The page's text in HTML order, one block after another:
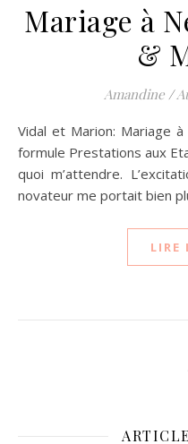
Mariage à
&
Amandine /
Vidal et Marion: Mariage à New-York. Lorsque j’ai lancé la
formule Prestations aux
quoi m’attendre.
novateur me portait bien
LIRE